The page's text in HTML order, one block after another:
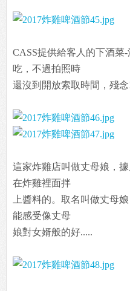
CASS提供給客人的下酒菜
吃，不過拍照時
還沒到開放索取時間，殘
這家炸雞店叫做丈母娘，
在炸雞裡面拌
上醬料的。取名叫做丈母
能感受像丈母
娘對女婿般的好.....